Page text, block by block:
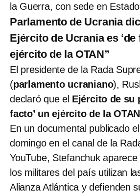
la Guerra, con sede en
Parlamento de Ucrania
Ejército de Ucrania es ‘de
ejército de la OTAN”
El presidente de la Rada
(parlamento ucraniano),
declaró que el Ejército de su
facto’ un ejército de la
En un documental publicado
domingo en el canal de la
YouTube, Stefanchuk
los militares del país utilizan
Alianza Atlántica y defienden